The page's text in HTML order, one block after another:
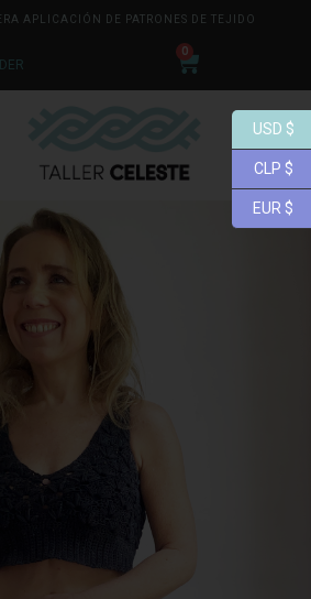
APLICACIÓN DE PATRONES DE TEJIDO
0
USD $
CLP $
EUR $